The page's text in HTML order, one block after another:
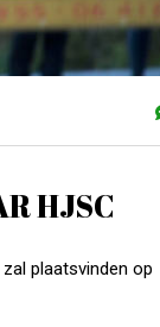
HJSC
plaatsvinden op